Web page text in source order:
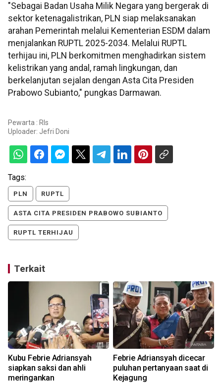
"Sebagai Badan Usaha Milik Negara yang bergerak di
sektor ketenagalistrikan, PLN siap melaksanakan
arahan Pemerintah melalui Kementerian ESDM dalam
menjalankan RUPTL 2025-2034. Melalui RUPTL
terhijau ini, PLN berkomitmen menghadirkan sistem
kelistrikan yang andal, ramah lingkungan, dan
berkelanjutan sejalan dengan Asta Cita Presiden
Prabowo Subianto," pungkas Darmawan.
Pewarta : Rls
Uploader: Jefri Doni
Tags:
PLN RUPTL
ASTA CITA PRESIDEN PRABOWO SUBIANTO
RUPTL TERHIJAU
Terkait
Kubu Febrie Adriansyah
siapkan saksi dan ahli
meringankan
Febrie Adriansyah dicecar
puluhan pertanyaan saat di
Kejagung